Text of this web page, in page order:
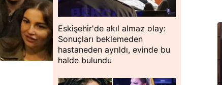
Eskişehir'de akıl almaz olay:
Sonuçları beklemeden
hastaneden ayrıldı, evinde bu
halde bulundu